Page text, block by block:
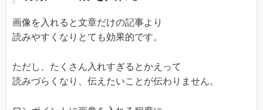
画像を入れると文章だけの記事より
読みやすくなりとても効果的です。
ただし、たくさん入れすぎるとかえって
読みづらくなり、伝えたいことが伝わりません。